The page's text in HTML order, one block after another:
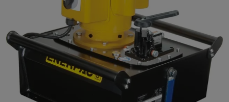
inkl. mva.